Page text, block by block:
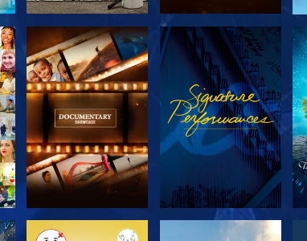
DÉCOUVRIR LES
SÉRIES
DÉCOUVRIR LES
SÉRIES